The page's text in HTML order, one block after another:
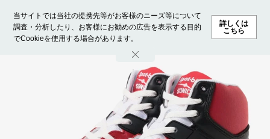
当サイトでは当社の提携先等がお客様のニーズ等について
調査・分析したり、お客様にお勧めの広告を表示する目的
でCookieを使用する場合があります。
詳しくは
こちら
ホーム モデル募集 ランキング ファッション ビューテ